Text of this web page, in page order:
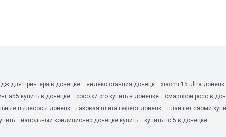
для принтера в донецке яндекс станция донецк xiaomi 15 ultra донецк
а55 купить в донецке poco x7 pro купить в донецке смартфон poco в
пылесосы донецк газовая плита гефест донецк планшет сяоми
напольный кондиционер донецке купить купить пс 5 в донецке